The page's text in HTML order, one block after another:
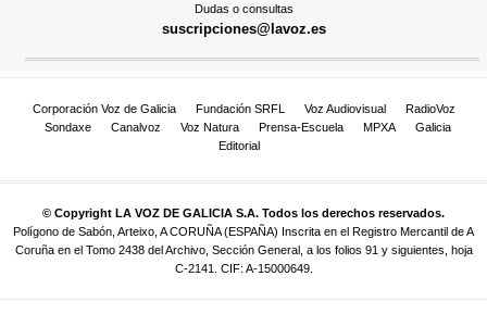
Dudas o consultas
suscripciones@lavoz.es
Corporación Voz de Galicia Fundación SRFL Voz Audiovisual
RadioVoz
Sondaxe
Canalvoz Voz Natura Prensa-Escuela MPXA
Galicia
Editorial
© Copyright LA VOZ DE GALICIA S.A. Todos los derechos reservados.
Polígono de Sabón, Arteixo, A CORUÑA (ESPAÑA) Inscrita en el Registro Mercantil de A
Coruña en el Tomo 2438 del Archivo, Sección General, a los folios 91 y siguientes, hoja
C-2141. CIF: A-15000649.